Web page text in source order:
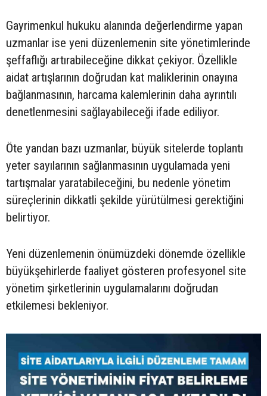
Gayrimenkul hukuku alanında değerlendirme yapan
uzmanlar ise yeni düzenlemenin site yönetimlerinde
şeffaflığı artırabileceğine dikkat çekiyor. Özellikle
aidat artışlarının doğrudan kat maliklerinin onayına
bağlanmasının, harcama kalemlerinin daha ayrıntılı
denetlenmesini sağlayabileceği ifade ediliyor.
Öte yandan bazı uzmanlar, büyük sitelerde toplantı
yeter sayılarının sağlanmasının uygulamada yeni
tartışmalar yaratabileceğini, bu nedenle yönetim
süreçlerinin dikkatli şekilde yürütülmesi gerektiğini
belirtiyor.
Yeni düzenlemenin önümüzdeki dönemde özellikle
büyükşehirlerde faaliyet gösteren profesyonel site
yönetim şirketlerinin uygulamalarını doğrudan
etkilemesi bekleniyor.